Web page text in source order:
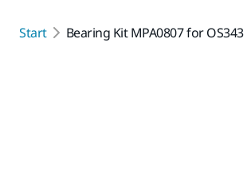
Start Bearing Kit MPA0807 for OS343